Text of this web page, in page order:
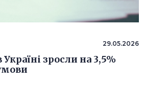
29.05.2026
зросли на 3,5%